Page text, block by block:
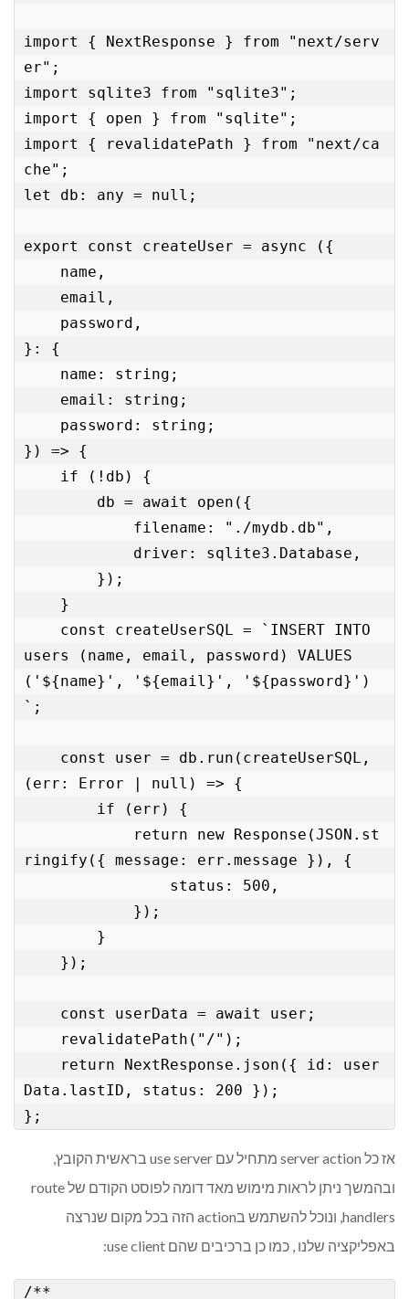
import { NextResponse } from "next/serv
er";
import sqlite3 from "sqlite3";
import { open } from "sqlite";
import { revalidatePath } from "next/ca
che";
let db: any = null;
export const createUser = async ({
}: {
}) => {
users (name, email, password) VALUES
('${name}', '${email}', '${password}')
`;
(err: Error | null) => {
ringify({ message: err.message }), {
Data.lastID, status: 200 });
אז כל server action מתחיל עם use server בראשית הקובץ,
ובהמשך ניתן לראות מימוש מאד דומה לפוסט הקודם של route
handlers, ונוכל להשתמש בaction הזה בכל מקום שנרצה
באפליקציה שלנו , כמו כן ברכיבים שהם use client:
/**